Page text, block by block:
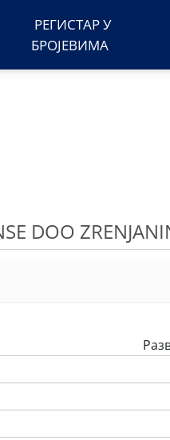
РЕГИСТАР У
БРОЈЕВИМА
DOO